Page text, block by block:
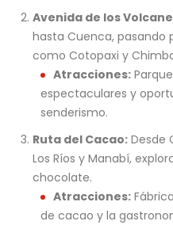
Avenida de los
hasta Cuenca, pasando
como Cotopaxi y
Atracciones:
espectaculares y
senderismo.
Ruta del Cacao:Desde
Los Ríos y Manabí,
chocolate.
Atracciones:
de cacao y la